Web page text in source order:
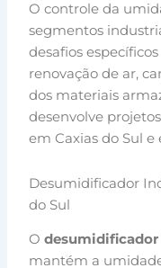
O controle da
segmentos
desafios
renovação de ar,
dos materiais
desenvolve
em Caxias do Sul e
Desumidificador
do Sul
O
mantém a